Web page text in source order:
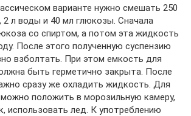
варианте нужно смешать 250
2 л воды и 40 мл глюкозы. Сначала
со спиртом, а потом эта жидкость
После этого полученную суспензию
взболтать. При этом емкость для
быть герметично закрыта. После
сразу же охладить жидкость. Для
положить в морозильную камеру,
использовать лед. К употреблению